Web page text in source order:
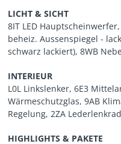
LICHT & SICHT
8IT LED
beheiz. Aussenspiegel -
schwarz lackiert), 8WB
INTERIEUR
L0L Linkslenker, 6E3
Wärmeschutzglas, 9AB
Regelung, 2ZA
HIGHLIGHTS & PAKETE